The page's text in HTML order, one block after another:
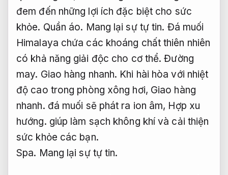
đem đến những lợi ích đặc biệt cho sức
khỏe. Quần áo. Mang lại sự tự tin. Đá muối
Himalaya chứa các khoáng chất thiên nhiên
có khả năng giải độc cho cơ thể.Đường
may. Giao hàng nhanh. Khi hài hòa với nhiệt
độ cao trong phòng xông hơi, Giao hàng
nhanh. đá muối sẽ phát ra ion âm, Hợp xu
hướng. giúp làm sạch không khí và cải thiện
sức khỏe các bạn.
Spa. Mang lại sự tự tin.